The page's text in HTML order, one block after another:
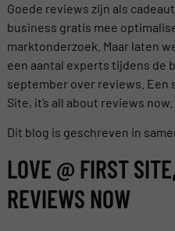
Goede reviews zijn als
business gratis mee
marktonderzoek. Maar laten
een aantal experts tijdens de
september over reviews. Een
Site, it’s all about reviews now.
Dit blog is geschreven in
LOVE @ FIRST
REVIEWS NOW